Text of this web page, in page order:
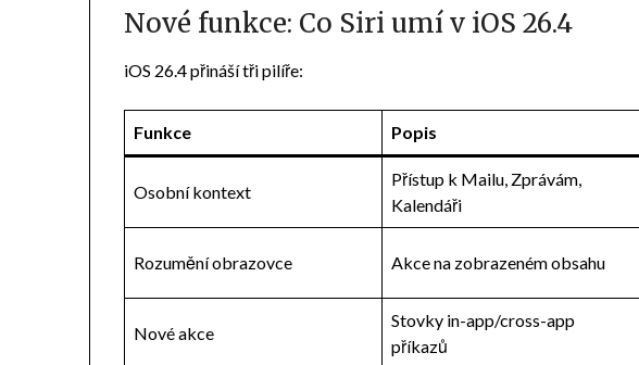
Nové funkce: Co Siri umí v iOS 26.4
iOS 26.4 přináší tři pilíře:
Funkce Popis
Osobní kontext
Přístup k Mailu, Zprávám,
Kalendáři
Rozumění obrazovce Akce na zobrazeném obsahu
Nové akce
Stovky in-app/cross-app
příkazů